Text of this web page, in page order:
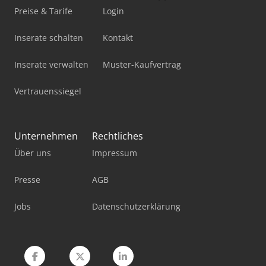
Stromaggregat 200 Kva
Säge Spalt Automat
Werkzeug-Einstell- Und Messgerät
Preise & Tarife
Inserate schalten
Inserate verwalten
Vertrauenssiegel
Login
Kontakt
Muster-Kaufvertrag
Unternehmen
Über uns
Presse
Jobs
Rechtliches
Impressum
AGB
Datenschutzerklärung